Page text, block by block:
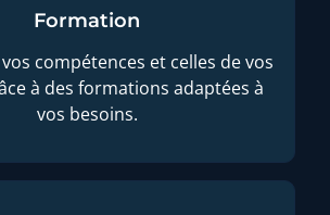
Formation
compétences et celles de vos
à des formations adaptées à
vos besoins.